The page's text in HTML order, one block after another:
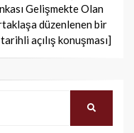
Gelişmekte Olan
düzenlenen bir
açılış konuşması]